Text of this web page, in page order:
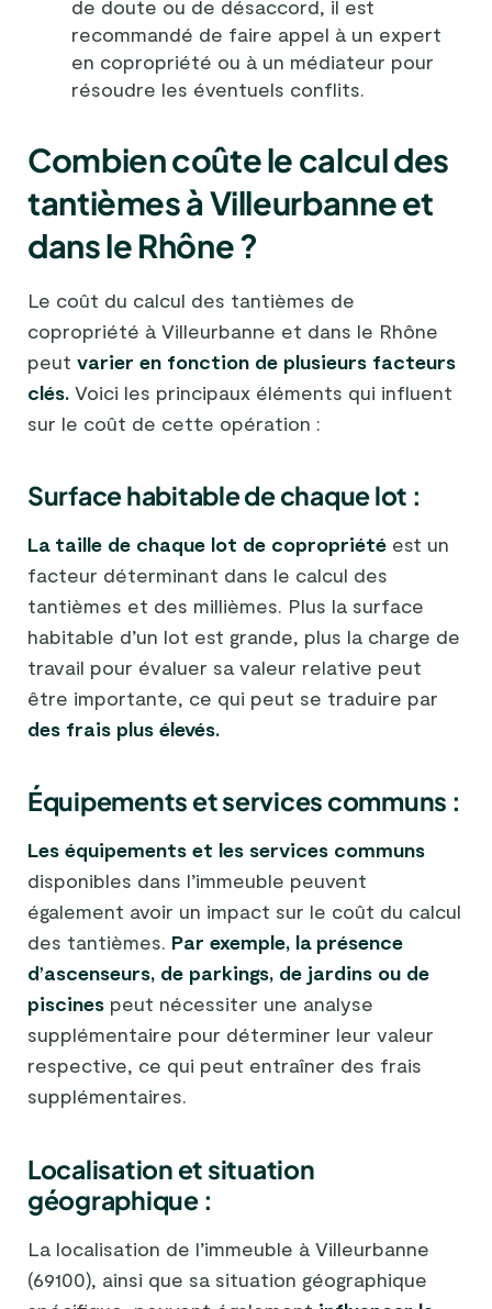
de doute ou de désaccord, il est
recommandé de faire appel à un expert
en copropriété ou à un médiateur pour
résoudre les éventuels conflits.
Combien coûte le calcul des
tantièmes à Villeurbanne et
dans le Rhône ?
Le coût du calcul des tantièmes de
copropriété à Villeurbanne et dans le Rhône
peut varier en fonction de plusieurs facteurs
clés. Voici les principaux éléments qui influent
sur le coût de cette opération :
Surface habitable de chaque lot :
La taille de chaque lot de copropriété est un
facteur déterminant dans le calcul des
tantièmes et des millièmes. Plus la surface
habitable d’un lot est grande, plus la charge de
travail pour évaluer sa valeur relative peut
être importante, ce qui peut se traduire par
des frais plus élevés.
Équipements et services communs :
Les équipements et les services communs
disponibles dans l’immeuble peuvent
également avoir un impact sur le coût du calcul
des tantièmes. Par exemple, la présence
d’ascenseurs, de parkings, de jardins ou de
piscines peut nécessiter une analyse
supplémentaire pour déterminer leur valeur
respective, ce qui peut entraîner des frais
supplémentaires.
Localisation et situation
géographique :
La localisation de l’immeuble à Villeurbanne
(69100), ainsi que sa situation géographique